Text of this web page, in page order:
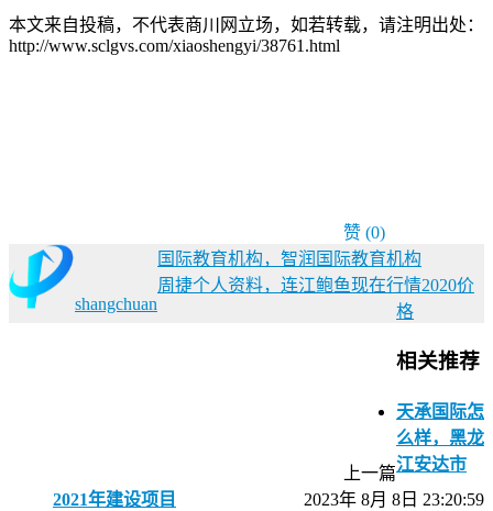
本文来自投稿，不代表商川网立场，如若转载，请注明出处：
http://www.sclgvs.com/xiaoshengyi/38761.html
赞 (0)
shangchuan
国际教育机构，智润国际教育机构
上一篇
2023年 8月 8日 23:20:59
周捷个人资料，连江鲍鱼现在行情2020价
格
相关推荐
天承国际怎
么样，黑龙
江安达市
2021年建设项目